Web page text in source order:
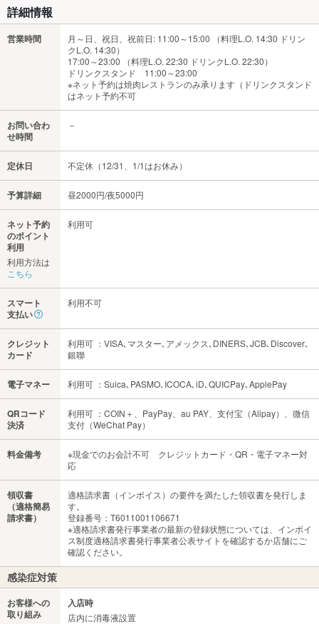
詳細情報
営業時間
月～日、祝日、祝前日: 11:00～15:00 （料理L.O. 14:30 ドリン
クL.O. 14:30）
17:00～23:00 （料理L.O. 22:30 ドリンクL.O. 22:30）
ドリンクスタンド 11:00～23:00
※ネット予約は焼肉レストランのみ承ります（ドリンクスタンド
はネット予約不可
お問い合わ
せ時間
－
定休日 不定休（12/31、1/1はお休み）
予算詳細 昼2000円/夜5000円
ネット予約
のポイント
利用
利用方法は
こちら
利用可
スマート
支払い
利用不可
クレジット
カード
利用可 ：VISA､マスター､アメックス､DINERS､JCB､Discover､
銀聯
電子マネー 利用可 ：Suica､PASMO､ICOCA､iD､QUICPay､ApplePay
QRコード
決済
利用可 ：COIN＋、PayPay、au PAY、支付宝（Alipay）、微信
支付（WeChat Pay）
料金備考
※現金でのお会計不可 クレジットカード・QR・電子マネー対
応
領収書
（適格簡易
請求書）
適格請求書（インボイス）の要件を満たした領収書を発行しま
す。
登録番号：T6011001106671
※適格請求書発行事業者の最新の登録状態については、インボイ
ス制度適格請求書発行事業者公表サイトを確認するか店舗にご
確認ください。
感染症対策
お客様への
取り組み
入店時
店内に消毒液設置